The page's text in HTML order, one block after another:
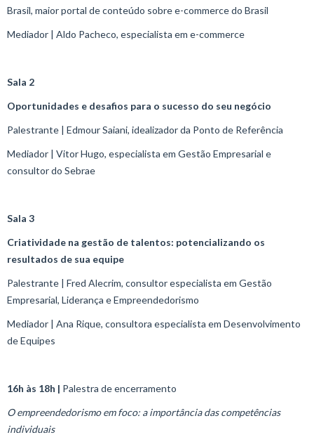
Brasil, maior portal de conteúdo sobre e-commerce do Brasil​
Mediador | Aldo Pacheco, especialista em e-commerce​
Sala 2
Oportunidades e desafios para o sucesso do seu negócio
Palestrante | Edmour Saiani, idealizador da Ponto de Referência​
Mediador | Vitor Hugo, especialista em Gestão Empresarial e
consultor do Sebrae
Sala 3
Criatividade na gestão de talentos: potencializando os
resultados de sua equipe
Palestrante | Fred Alecrim, consultor especialista em Gestão
Empresarial, Liderança e Empreendedorismo​
Mediador | Ana Rique, consultora especialista em Desenvolvimento
de Equipes​
16h às 18h | Palestra de encerramento
O empreendedorismo em foco: a importância das competências
individuais